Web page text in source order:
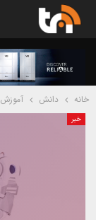
خانه دانش آموزش
خبر